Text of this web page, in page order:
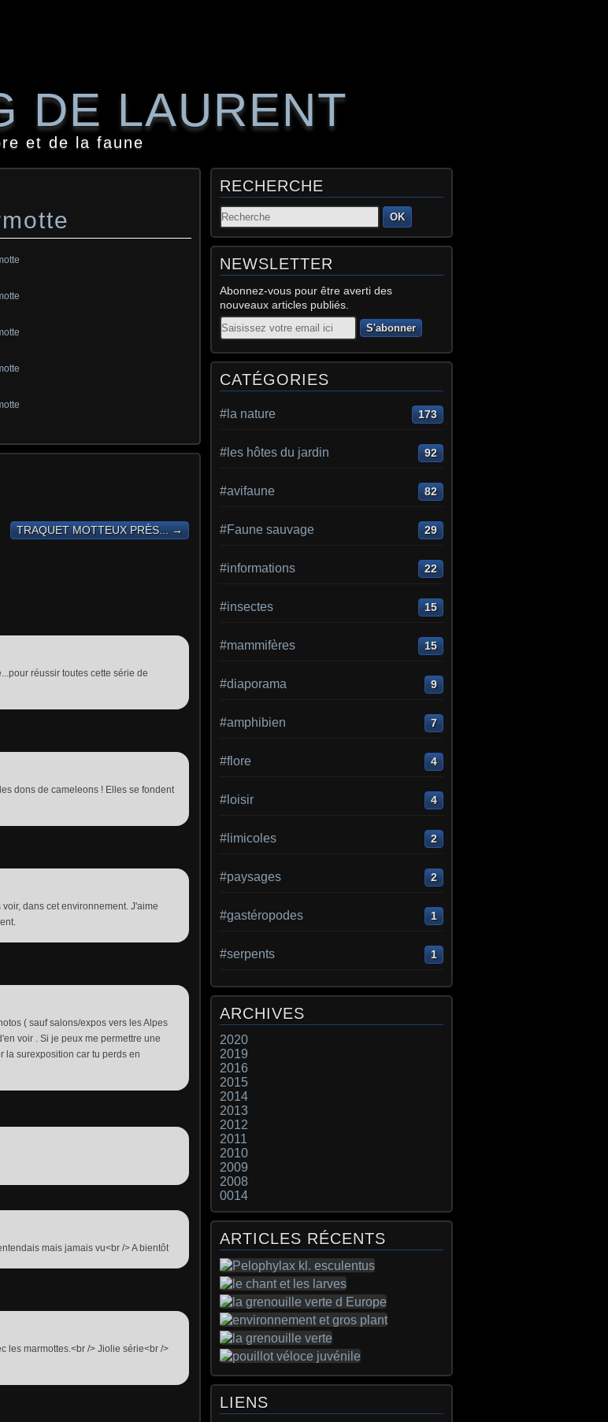
DE LAURENT
et de la faune
TRAQUET MOTTEUX PRÈS... →
réussir toutes cette série de
dons de cameleons ! Elles se fondent
dans cet environnement. J'aime
( sauf salons/expos vers les Alpes
voir . Si je peux me permettre une
la surexposition car tu perds en
mais jamais vu<br /> A bientôt
les marmottes.<br /> Jiolie série<br />
RECHERCHE
OK
NEWSLETTER
Abonnez-vous pour être averti des
nouveaux articles publiés.
Email
CATÉGORIES
#la nature 173
#les hôtes du jardin 92
#avifaune 82
#Faune sauvage 29
#informations 22
#insectes 15
#mammifères 15
#diaporama 9
#amphibien 7
#flore 4
#loisir 4
#limicoles 2
#paysages 2
#gastéropodes 1
#serpents 1
ARCHIVES
2020
2019
2016
2015
2014
2013
2012
2011
2010
2009
2008
0014
ARTICLES RÉCENTS
LIENS